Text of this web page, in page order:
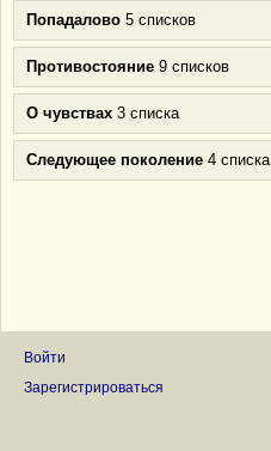
Попадалово 5 списков
Противостояние 9 списков
О чувствах 3 списка
Следующее поколение 4 списка
Войти
Зарегистрироваться